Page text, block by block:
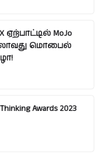
ஏற்பாட்டில் MoJo
மொபைல்
Awards 2023